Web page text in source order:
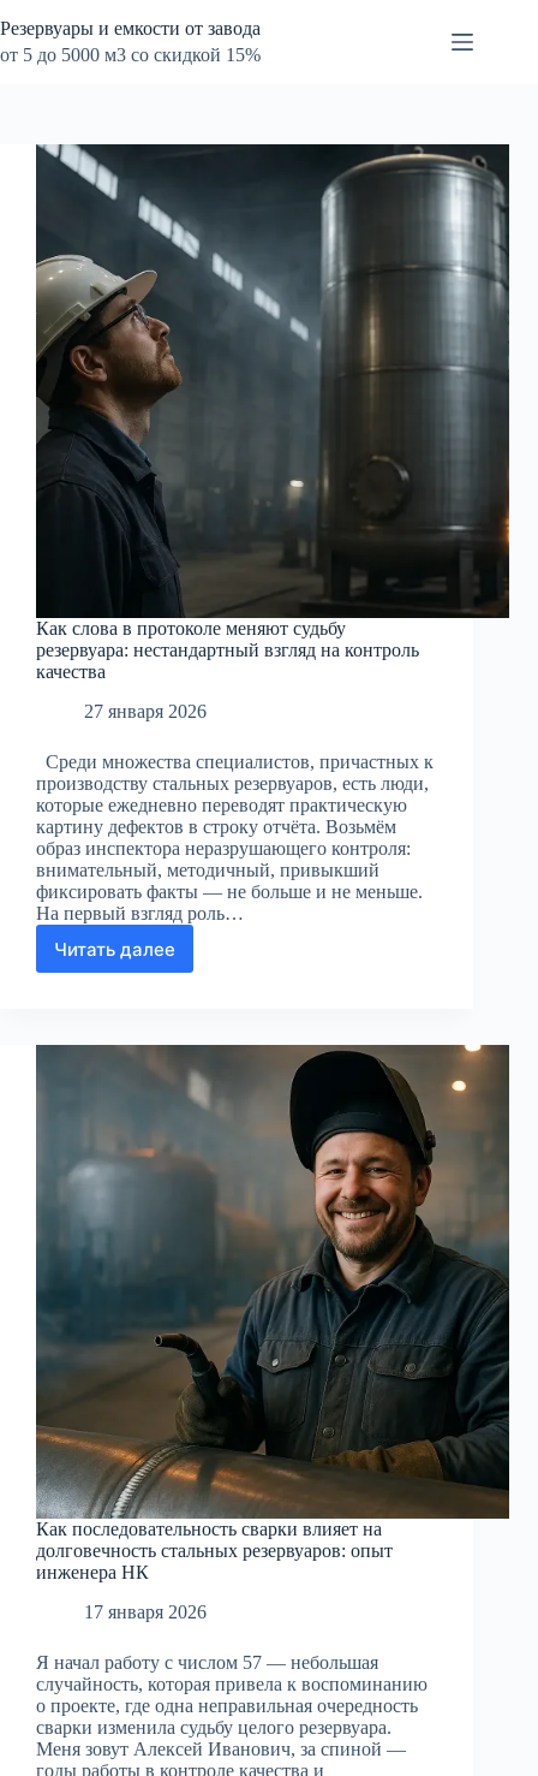
к
сути
Резервуары и емкости от завода
от 5 до 5000 м3 со скидкой 15%
Как слова в протоколе меняют судьбу
резервуара: нестандартный взгляд на контроль
качества
27 января 2026
Среди множества специалистов, причастных к
производству стальных резервуаров, есть люди,
которые ежедневно переводят практическую
картину дефектов в строку отчёта. Возьмём
образ инспектора неразрушающего контроля:
внимательный, методичный, привыкший
фиксировать факты — не больше и не меньше.
На первый взгляд роль…
Читать далее
Как
меняют
судьбу
резервуара:
на
Как последовательность сварки влияет на
долговечность стальных резервуаров: опыт
инженера НК
17 января 2026
Я начал работу с числом 57 — небольшая
случайность, которая привела к воспоминанию
о проекте, где одна неправильная очередность
сварки изменила судьбу целого резервуара.
Меня зовут Алексей Иванович, за спиной —
годы работы в контроле качества и